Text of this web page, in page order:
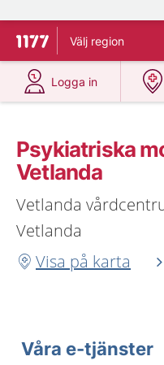
Till startsidan för 1177
Välj region
Logga in
på 1177.se
Psykiatriska
Vetlanda
Vetlanda
Vetlanda
Visa på karta
Våra e-tjänster